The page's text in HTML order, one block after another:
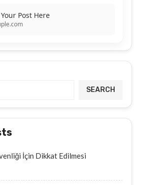
Post Here
SEARCH
İçin Dikkat Edilmesi